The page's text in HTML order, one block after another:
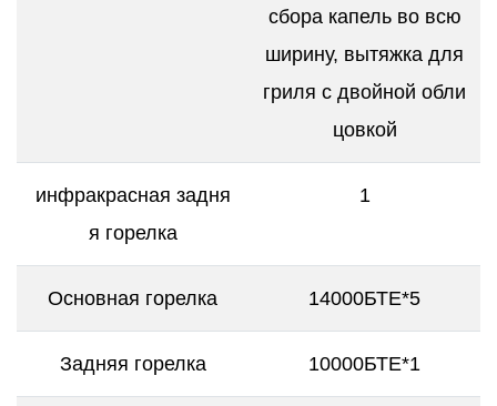
сбора капель во всю
ширину, вытяжка для
гриля с двойной обли
цовкой
инфракрасная задня
я горелка
1
Основная горелка 14000БТЕ*5
Задняя горелка 10000БТЕ*1